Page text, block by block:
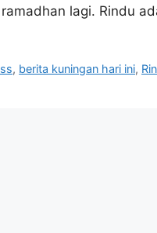
lagi. Rindu
, berita kuningan hari ini,